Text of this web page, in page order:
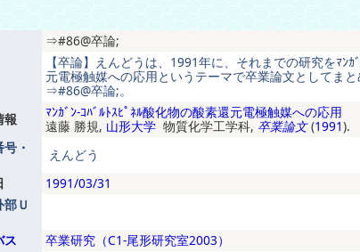
⇒#86@卒論;
【卒論】えんどうは、1991年に、それまでの研究をﾏﾝｶ
元電極触媒への応用というテーマで卒業論文としてま
⇒#86@卒論;。
報
ﾏﾝｶﾞﾝ-ｺﾊﾞﾙﾄｽﾋﾟﾈﾙ酸化物の酸素還元電極触媒への応用
遠藤 勝規, 山形大学 物質化学工学科, 卒業論文(1991).
・
えんどう
1991/03/31
Ｕ
ス
卒業研究（C1-尾形研究室2003）